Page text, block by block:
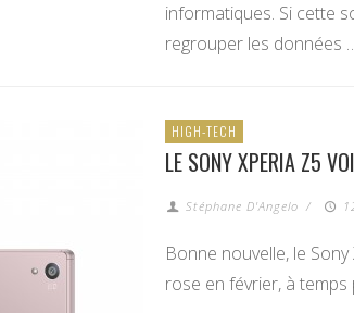
informatiques. Si cette
regrouper les données
HIGH-TECH
LE SONY XPERIA Z5
Stéphane D'Angelo /
Bonne nouvelle, le Sony
rose en février, à temps